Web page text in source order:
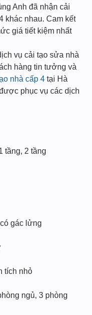
Anh đã nhận cải
khác nhau. Cam kết
giá tiết kiệm nhất
vụ cải tạo sửa nhà
hàng tin tưởng và
nhà cấp 4 tại Hà
phục vụ các dịch
tầng, 2 tầng
gác lửng
tích nhỏ
ngủ, 3 phòng